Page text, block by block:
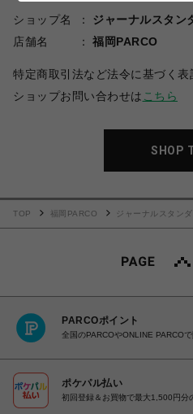
ショップ名
ジャーナルスタン
店舗名
福岡PARCO
特定商取引法など法令に基づく表
ショップお問い合わせは こちら
SHOP
TOP 福岡PARCO ジャーナルスタン
PARCOポイント
全国のPARCOやONLINE PARCO
ポケパル払い
初回登録＆お買物で最大1,500円分